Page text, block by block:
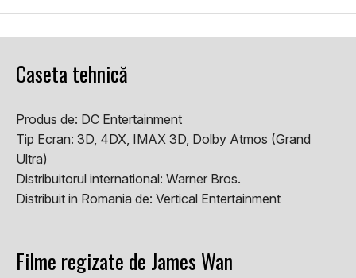
Caseta tehnică
Produs de: DC Entertainment
Tip Ecran: 3D, 4DX, IMAX 3D, Dolby Atmos (Grand
Ultra)
Distribuitorul international: Warner Bros.
Distribuit in Romania de: Vertical Entertainment
Filme regizate de James Wan